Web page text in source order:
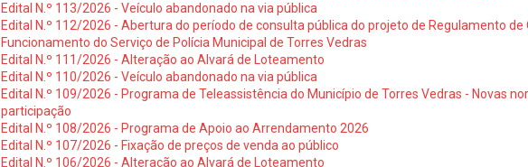
Edital N.º 113/2026 - Veículo abandonado na via pública
Edital N.º 112/2026 - Abertura do período de consulta pública do projeto de Regulamento de
Funcionamento do Serviço de Polícia Municipal de Torres Vedras
Edital N.º 111/2026 - Alteração ao Alvará de Loteamento
Edital N.º 110/2026 - Veículo abandonado na via pública
Edital N.º 109/2026 - Programa de Teleassistência do Município de Torres Vedras - Novas
participação
Edital N.º 108/2026 - Programa de Apoio ao Arrendamento 2026
Edital N.º 107/2026 - Fixação de preços de venda ao público
Edital N.º 106/2026 - Alteração ao Alvará de Loteamento